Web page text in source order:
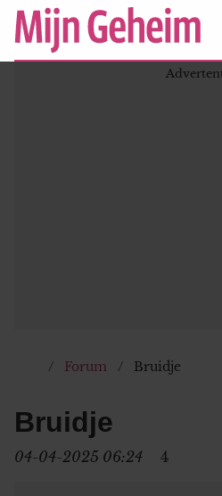
Forum Bruidje
Bruidje
04-04-2025 06:24 4